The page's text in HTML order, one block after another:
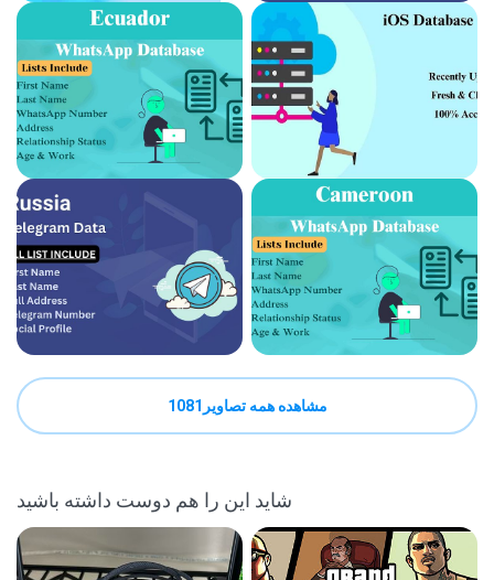
مشاهده همه تصاویر1081
شاید این را هم دوست داشته باشید